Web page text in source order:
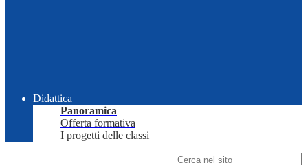
Didattica
Panoramica
Offerta formativa
I progetti delle classi